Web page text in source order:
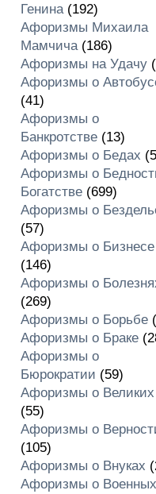
Генина(192)
Афоризмы Михаила
Мамчича(186)
Афоризмы на Удачу
Афоризмы о
(41)
Афоризмы о
Банкротстве(13)
Афоризмы о Бедах
Афоризмы о
Богатстве(699)
Афоризмы о
(57)
Афоризмы о Бизнесе
(146)
Афоризмы о
(269)
Афоризмы о Борьбе
Афоризмы о Браке
Афоризмы о
Бюрократии (59)
Афоризмы о Великих
(55)
Афоризмы о
(105)
Афоризмы о Внуках
Афоризмы о Военных